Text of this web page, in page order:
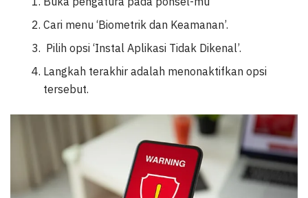
Cari menu ‘Biometrik dan Keamanan’.
Pilih opsi ‘Instal Aplikasi Tidak Dikenal’.
Langkah terakhir adalah menonaktifkan opsi
tersebut.